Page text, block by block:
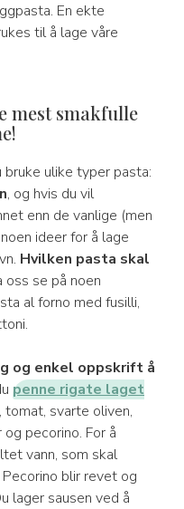
En ekte
til å lage våre
mest smakfulle
bruke ulike typer pasta:
, og hvis du vil
enn de vanlige (men
ideer for å lage
Hvilken pasta skal
oss se på noen
al forno med fusilli,
og enkel oppskrift å
penne rigate laget
, tomat, svarte oliven,
pecorino. For å
vann, som skal
blir revet og
lager sausen ved å